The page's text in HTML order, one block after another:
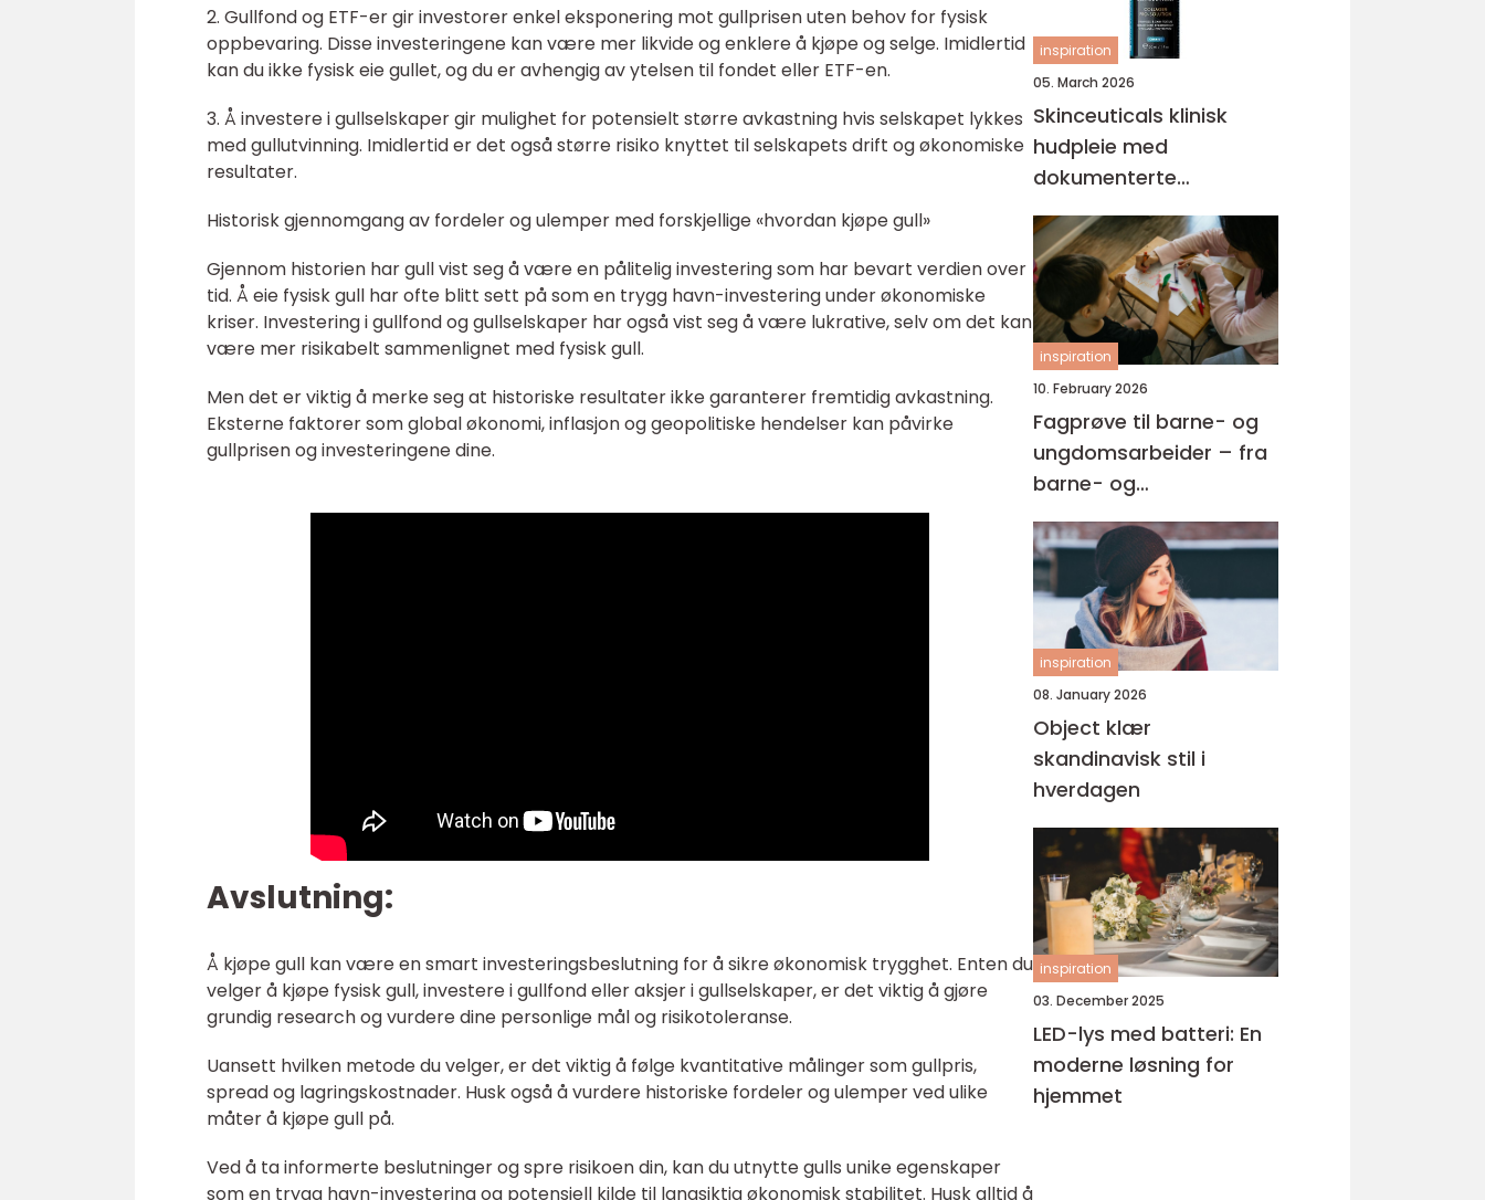
2. Gullfond og ETF-er gir investorer enkel eksponering mot gullprisen uten behov for fysisk
oppbevaring. Disse investeringene kan være mer likvide og enklere å kjøpe og selge. Imidlertid
kan du ikke fysisk eie gullet, og du er avhengig av ytelsen til fondet eller ETF-en.
3. Å investere i gullselskaper gir mulighet for potensielt større avkastning hvis selskapet lykkes
med gullutvinning. Imidlertid er det også større risiko knyttet til selskapets drift og økonomiske
resultater.
Historisk gjennomgang av fordeler og ulemper med forskjellige «hvordan kjøpe gull»
Gjennom historien har gull vist seg å være en pålitelig investering som har bevart verdien over
tid. Å eie fysisk gull har ofte blitt sett på som en trygg havn-investering under økonomiske
kriser. Investering i gullfond og gullselskaper har også vist seg å være lukrative, selv om det kan
være mer risikabelt sammenlignet med fysisk gull.
Men det er viktig å merke seg at historiske resultater ikke garanterer fremtidig avkastning.
Eksterne faktorer som global økonomi, inflasjon og geopolitiske hendelser kan påvirke
gullprisen og investeringene dine.
Avslutning:
Å kjøpe gull kan være en smart investeringsbeslutning for å sikre økonomisk trygghet. Enten du
velger å kjøpe fysisk gull, investere i gullfond eller aksjer i gullselskaper, er det viktig å gjøre
grundig research og vurdere dine personlige mål og risikotoleranse.
Uansett hvilken metode du velger, er det viktig å følge kvantitative målinger som gullpris,
spread og lagringskostnader. Husk også å vurdere historiske fordeler og ulemper ved ulike
måter å kjøpe gull på.
Ved å ta informerte beslutninger og spre risikoen din, kan du utnytte gulls unike egenskaper
som en trygg havn-investering og potensiell kilde til langsiktig økonomisk stabilitet. Husk alltid å
inspiration
05. March 2026
Skinceuticals klinisk
hudpleie med
dokumenterte
resultater
inspiration
10. February 2026
Fagprøve til barne- og
ungdomsarbeider – fra
barne- og
ungdsomarbeiderfaget
VG2 til fagbrev
inspiration
08. January 2026
Object klær
skandinavisk stil i
hverdagen
inspiration
03. December 2025
LED-lys med batteri: En
moderne løsning for
hjemmet